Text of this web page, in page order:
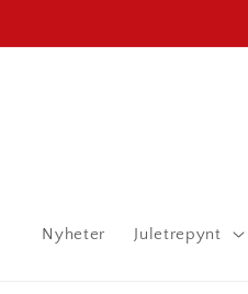
Nyheter Juletrepynt